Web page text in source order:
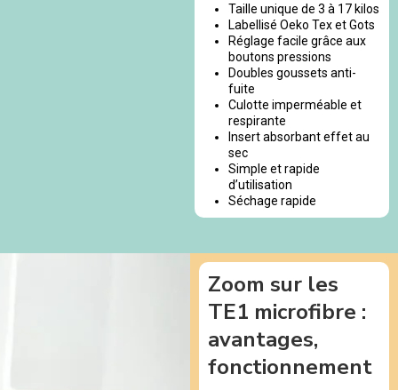
Taille unique de 3 à 17 kilos
Labellisé Oeko Tex et Gots
Réglage facile grâce aux
boutons pressions
Doubles goussets anti-
fuite
Culotte imperméable et
respirante
Insert absorbant effet au
sec
Simple et rapide
d’utilisation
Séchage rapide
Zoom sur les
TE1 microfibre :
avantages,
fonctionnement